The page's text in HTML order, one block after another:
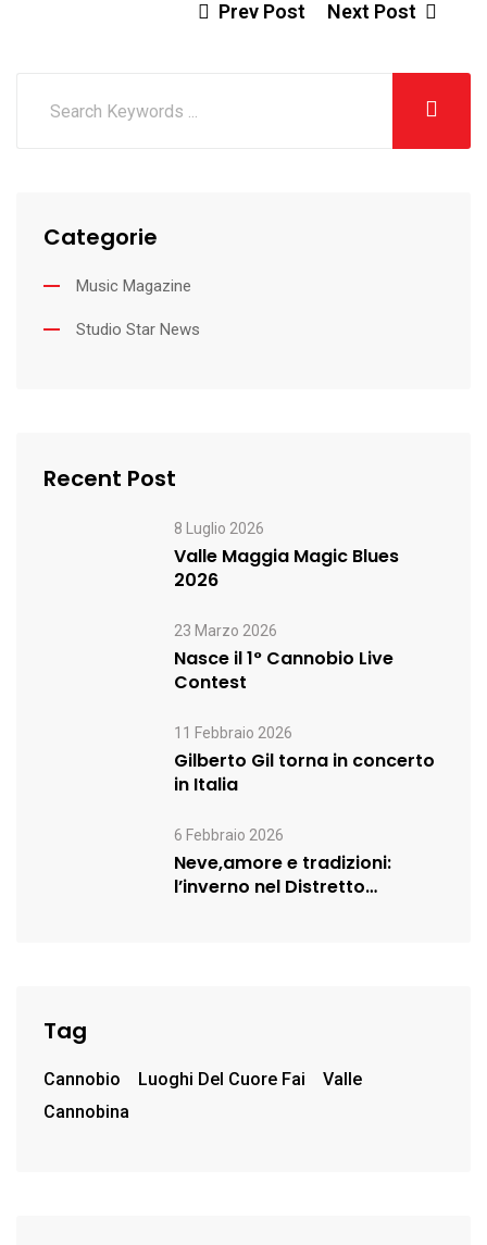
Prev Post Next Post
Categorie
Music Magazine
Studio Star News
Recent Post
8 Luglio 2026
Valle Maggia Magic Blues
2026
23 Marzo 2026
Nasce il 1° Cannobio Live
Contest
11 Febbraio 2026
Gilberto Gil torna in concerto
in Italia
6 Febbraio 2026
Neve,amore e tradizioni:
l’inverno nel Distretto
Tag
Cannobio Luoghi Del Cuore Fai
Valle
Cannobina